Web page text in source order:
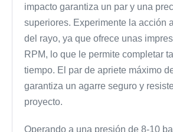
impacto garantiza un par y una
superiores. Experimente la acción
del rayo, ya que ofrece unas
RPM, lo que le permite completar
tiempo. El par de apriete máximo
garantiza un agarre seguro y
proyecto.
Operando a una presión de 8-10